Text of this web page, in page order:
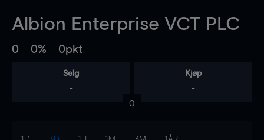
Albion Enterprise VCT PLC
0 0% 0pkt
Selg
-
Kjøp
-
0